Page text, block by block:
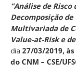
“Análise de
Decomposição
Multivariada de
Value-at-Risk e
dia 27/03/2019,
do CNM – CSE/